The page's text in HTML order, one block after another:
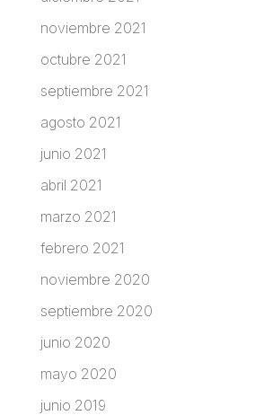
noviembre 2021
octubre 2021
septiembre 2021
agosto 2021
junio 2021
abril 2021
marzo 2021
febrero 2021
noviembre 2020
septiembre 2020
junio 2020
mayo 2020
junio 2019